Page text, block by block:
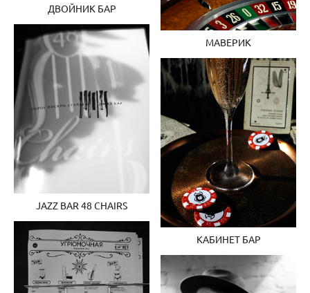
ДВОЙНИК БАР
МАВЕРИК
JAZZ BAR 48 CHAIRS
КАБИНЕТ БАР